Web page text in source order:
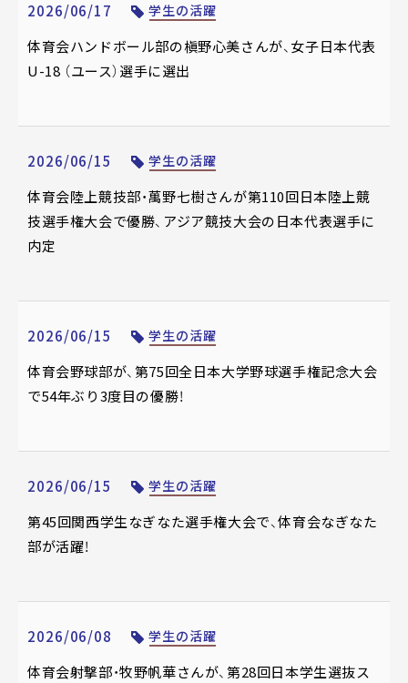
2026/06/17 学生の活躍
体育会ハンドボール部の槇野心美さんが、女子日本代表
U-18 （ユース）選手に選出
2026/06/15 学生の活躍
体育会陸上競技部・萬野七樹さんが第110回日本陸上競
技選手権大会で優勝、アジア競技大会の日本代表選手に
内定
2026/06/15 学生の活躍
体育会野球部が、第75回全日本大学野球選手権記念大会
で54年ぶり3度目の優勝！
2026/06/15 学生の活躍
第45回関西学生なぎなた選手権大会で、体育会なぎなた
部が活躍！
2026/06/08 学生の活躍
体育会射撃部・牧野帆華さんが、第28回日本学生選抜ス